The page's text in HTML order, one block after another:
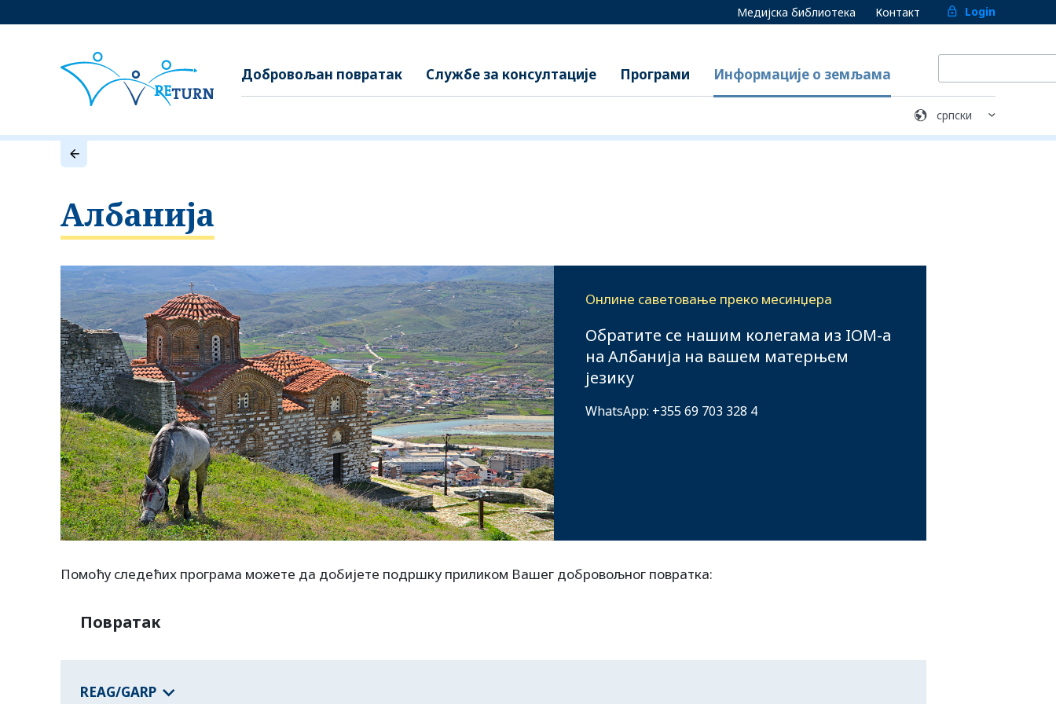
Медијска библиотека Контакт Login
Добровољан повратак Службе за консултације Програми Информације о земљама
Албанија
Онлине саветовање преко месинџера
Обратите се нашим колегама из IOM-а
на Албанија на вашем матерњем
језику
WhatsApp: +355 69 703 328 4
Помоћу следећих програма можете да добијете подршку приликом Вашег добровољног повратка:
Повратак
REAG/GARP